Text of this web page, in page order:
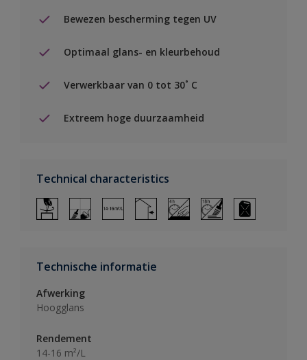
Bewezen bescherming tegen UV
Optimaal glans- en kleurbehoud
Verwerkbaar van 0 tot 30˚ C
Extreem hoge duurzaamheid
Technical characteristics
Technische informatie
Afwerking
Hoogglans
Rendement
14-16 m²/L